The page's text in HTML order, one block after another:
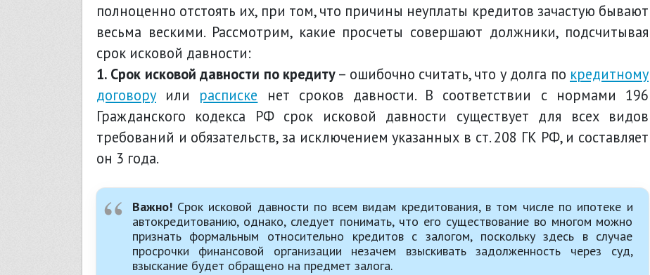
полноценно отстоять их, при том, что причины неуплаты кредитов зачастую бывают
весьма вескими. Рассмотрим, какие просчеты совершают должники, подсчитывая
срок исковой давности:
1. Срок исковой давности по кредиту– ошибочно считать, что у долга по кредитному
договоруили расписке нет сроков давности. В соответствии с нормами 196
Гражданского кодекса РФ срок исковой давности существует для всех видов
требований и обязательств, за исключением указанных в ст. 208 ГК РФ, и составляет
он 3 года.
Важно!Срок исковой давности по всем видам кредитования, в том числе по ипотеке и
автокредитованию, однако, следует понимать, что его существование во многом можно
признать формальным относительно кредитов с залогом, поскольку здесь в случае
просрочки финансовой организации незачем взыскивать задолженность через суд,
взыскание будет обращено на предмет залога.